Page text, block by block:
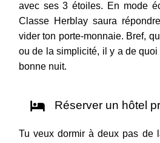
avec ses 3 étoiles. En mode
Classe Herblay saura
vider ton porte-monnaie. Bref,
ou de la simplicité, il y a de
bonne nuit.
Réserver un hôtel
Tu veux dormir à deux pas de